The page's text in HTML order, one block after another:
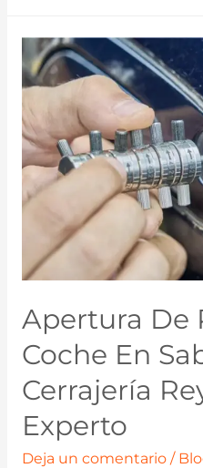
Apertura De
Coche En
Cerrajería
Experto
Deja un comentario /